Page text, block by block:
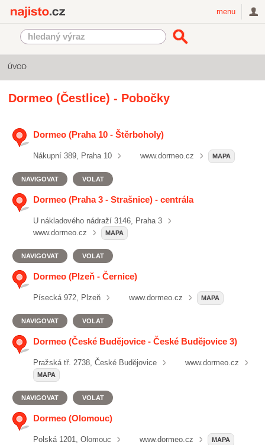
menu
ÚVOD
Dormeo (Čestlice) - Pobočky
Dormeo (Praha 10 - Štěrboholy)
Nákupní 389, Praha 10 www.dormeo.cz MAPA
NAVIGOVAT VOLAT
Dormeo (Praha 3 - Strašnice) - centrála
U nákladového nádraží 3146, Praha 3
www.dormeo.cz
MAPA
NAVIGOVAT VOLAT
Dormeo (Plzeň - Černice)
Písecká 972, Plzeň www.dormeo.cz MAPA
NAVIGOVAT VOLAT
Dormeo (České Budějovice - České Budějovice 3)
Pražská tř. 2738, České Budějovice www.dormeo.cz
MAPA
NAVIGOVAT VOLAT
Dormeo (Olomouc)
Polská 1201, Olomouc www.dormeo.cz MAPA